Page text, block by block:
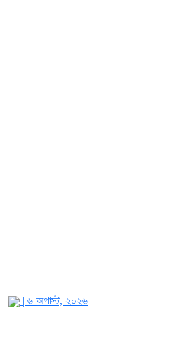
| ৬ অগাস্ট, ২০২৬